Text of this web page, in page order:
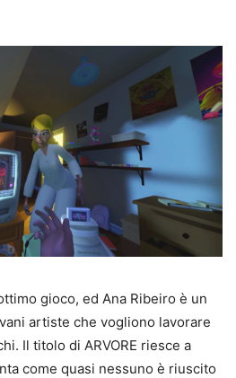
gioco, ed Ana Ribeiro è un
artiste che vogliono lavorare
Il titolo di ARVORE riesce a
come quasi nessuno è riuscito